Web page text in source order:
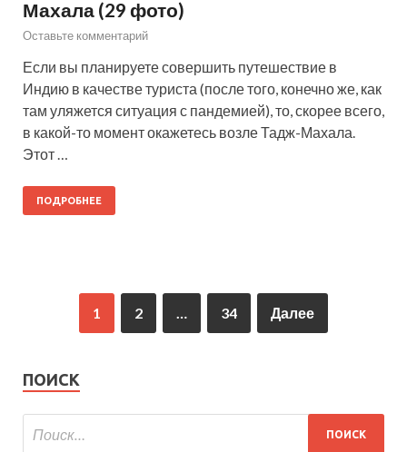
Махала (29 фото)
Оставьте комментарий
Если вы планируете совершить путешествие в
Индию в качестве туриста (после того, конечно же, как
там уляжется ситуация с пандемией), то, скорее всего,
в какой-то момент окажетесь возле Тадж-Махала.
Этот …
ПОДРОБНЕЕ
1 2 … 34 Далее
ПОИСК